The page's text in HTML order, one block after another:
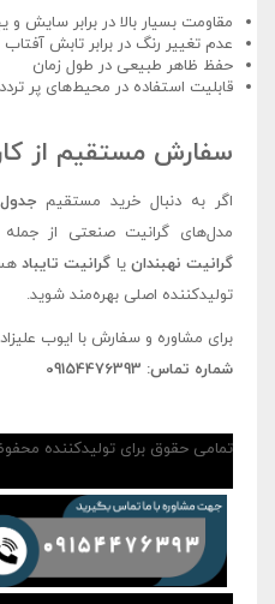
مقاومت بسیار بالا در برابر سایش و
عدم تغییر رنگ در برابر تابش آفتاب
حفظ ظاهر طبیعی در طول زمان
قابلیت استفاده در محیط‌های پر تردد
سفارش مستقیم از
اگر به دنبال خرید مستقیم
مدل‌های گرانیت صنعتی از
گرانیت نهبندان یا گرانیت تایباد
تولیدکننده اصلی بهره‌مند شوید.
برای مشاوره و سفارش با ایوب
شماره تماس: 09154476393
تمامی حقوق برای تولیدکننده